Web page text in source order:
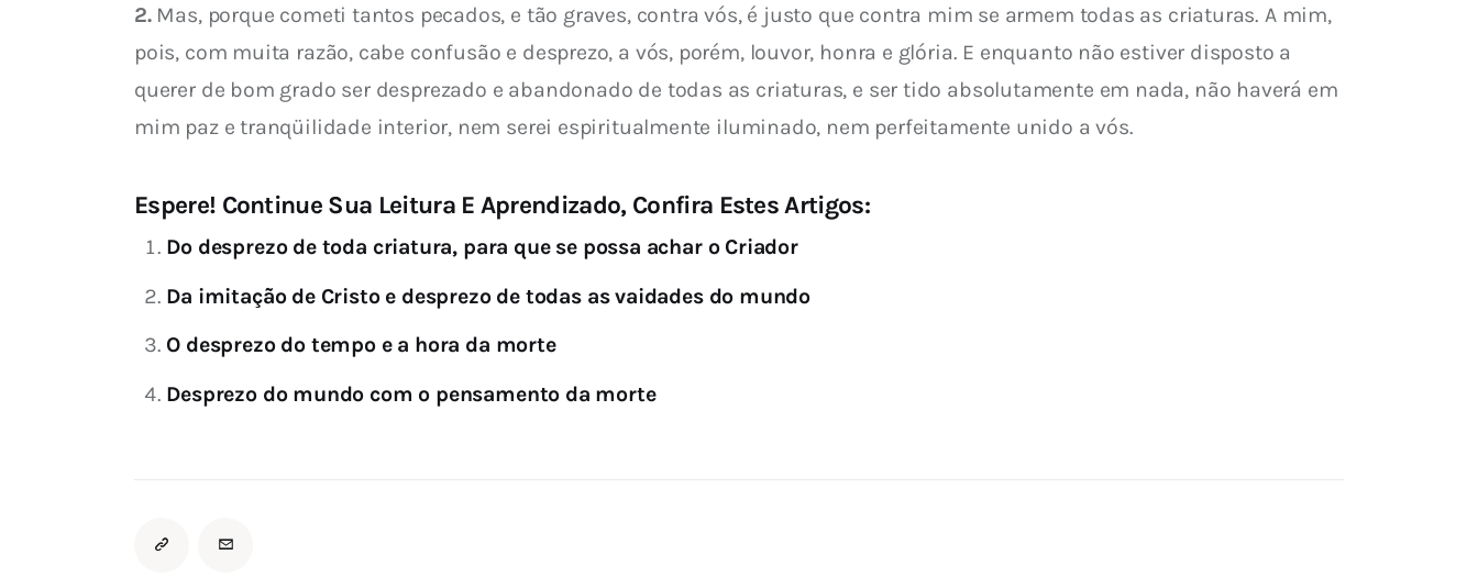
2. Mas, porque cometi tantos pecados, e tão graves, contra vós, é justo que contra mim se armem todas as criaturas. A mim,
pois, com muita razão, cabe confusão e desprezo, a vós, porém, louvor, honra e glória. E enquanto não estiver disposto a
querer de bom grado ser desprezado e abandonado de todas as criaturas, e ser tido absolutamente em nada, não haverá em
mim paz e tranqüilidade interior, nem serei espiritualmente iluminado, nem perfeitamente unido a vós.
Espere! Continue Sua Leitura E Aprendizado, Confira Estes Artigos:
Do desprezo de toda criatura, para que se possa achar o Criador
Da imitação de Cristo e desprezo de todas as vaidades do mundo
O desprezo do tempo e a hora da morte
Desprezo do mundo com o pensamento da morte